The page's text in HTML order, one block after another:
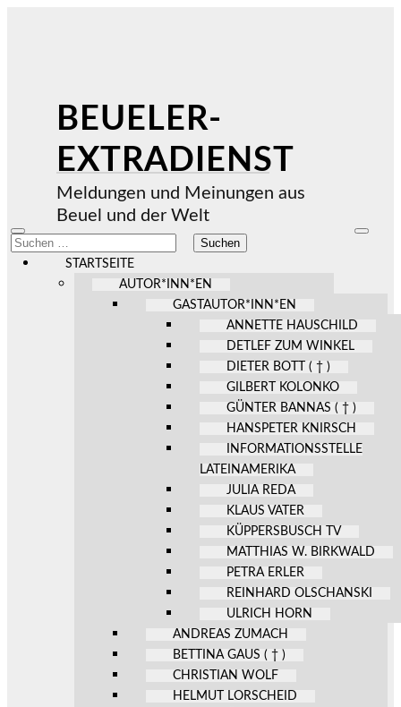
BEUELER-
EXTRADIENST
Meldungen und Meinungen aus
Beuel und der Welt
Mobile-
Menü
ein-/ausblenden
Suchen
nach:
STARTSEITE
AUTOR*INN*EN
GASTAUTOR*INN*EN
ANNETTE HAUSCHILD
DETLEF ZUM WINKEL
DIETER BOTT ( † )
GILBERT KOLONKO
GÜNTER BANNAS ( † )
HANSPETER KNIRSCH
INFORMATIONSSTELLE
LATEINAMERIKA
JULIA REDA
KLAUS VATER
KÜPPERSBUSCH TV
MATTHIAS W. BIRKWALD
PETRA ERLER
REINHARD OLSCHANSKI
ULRICH HORN
ANDREAS ZUMACH
BETTINA GAUS ( † )
CHRISTIAN WOLF
HELMUT LORSCHEID